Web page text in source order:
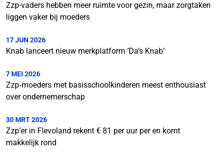
Zzp-vaders hebben meer ruimte voor gezin, maar zorgtaken
liggen vaker bij moeders
17 JUN 2026
Knab lanceert nieuw merkplatform ‘Da’s Knab’
7 MEI 2026
Zzp‑moeders met basisschoolkinderen meest enthousiast
over ondernemerschap
30 MRT 2026
Zzp’er in Flevoland rekent € 81 per uur per en komt
makkelijk rond